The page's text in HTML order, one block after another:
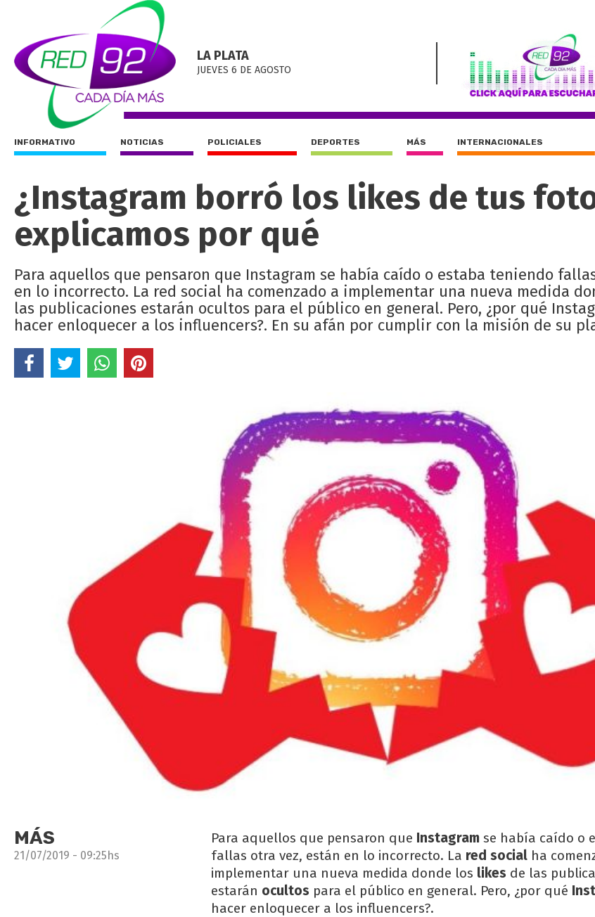
LA PLATA
JUEVES 6 DE AGOSTO
INFORMATIVO NOTICIAS POLICIALES DEPORTES MÁS INTERNACIONALES
¿Instagram borró los likes de tus
explicamos por qué
Para aquellos que pensaron que Instagram se había caído o estaba teniendo
en lo incorrecto. La red social ha comenzado a implementar una nueva medida
las publicaciones estarán ocultos para el público en general. Pero, ¿por qué
hacer enloquecer a los influencers?. En su afán por cumplir con la misión de su
MÁS
21/07/2019 - 09:25hs
Para aquellos que pensaron que Instagram se había caído o
fallas otra vez, están en lo incorrecto. La red social ha
implementar una nueva medida donde los likes de las
estarán ocultos para el público en general. Pero, ¿por qué
hacer enloquecer a los influencers?.